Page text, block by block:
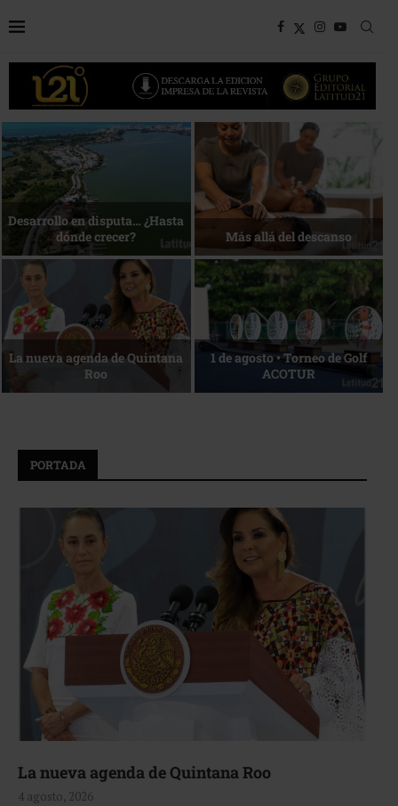
Bottega, un viaje servido a la
mesa
Energía que Impulsa la
competitividad
Reconocimiento de viajeros La esencia del servicio
PORTADA
La nueva agenda de Quintana Roo
4 agosto, 2026